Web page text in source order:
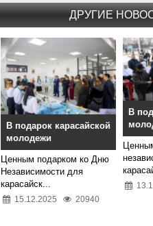
ДРУГИЕ
В подарок карасайской
молодежи
Ценным подарком ко Дню
Независимости для
карасайск...
15.12.2025 20940
В